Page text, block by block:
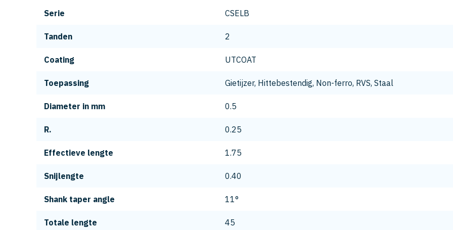
Serie CSELB
Tanden 2
Coating UTCOAT
Toepassing Gietijzer, Hittebestendig, Non-ferro, RVS, Staal
Diameter in mm 0.5
R. 0.25
Effectieve lengte 1.75
Snijlengte 0.40
Shank taper angle 11°
Totale lengte 45